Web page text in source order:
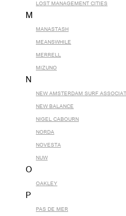
LOST MANAGEMENT CITIES
M
MANASTASH
MEANSWHILE
MERRELL
MIZUNO
N
NEW AMSTERDAM SURF
NEW BALANCE
NIGEL CABOURN
NORDA
NOVESTA
NUW
O
OAKLEY
P
PAS DE MER